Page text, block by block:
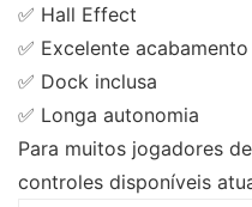
✅ Hall Effect
✅ Excelente acabamento
✅ Dock inclusa
✅ Longa autonomia
Para muitos jogadores
controles disponíveis